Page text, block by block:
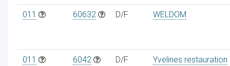
011 60632 D/F WELDOM
011 6042 D/F
Yvelines restauration